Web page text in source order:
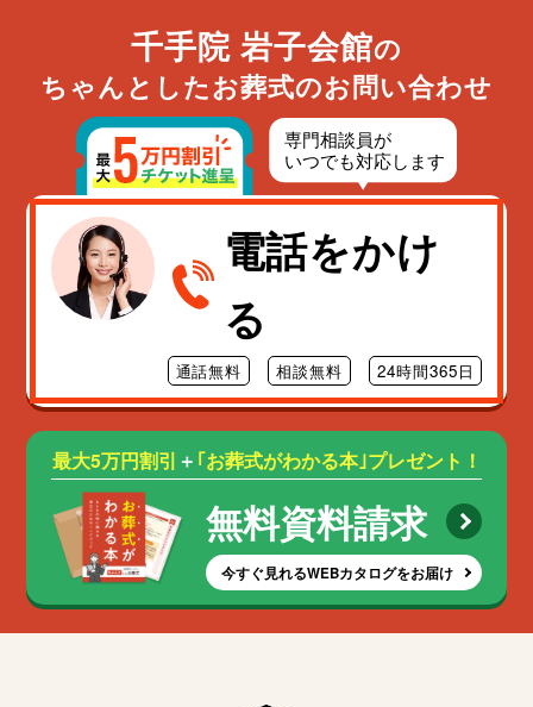
千手院 岩子会館の
ちゃんとしたお葬式のお問い合わせ
電話をかけ
る
通話無料 相談無料 24時間365日
最大5万円割引 ＋ ｢お葬式がわかる本｣プレゼント！
無料資料請求
今すぐ見れるWEBカタログをお届け